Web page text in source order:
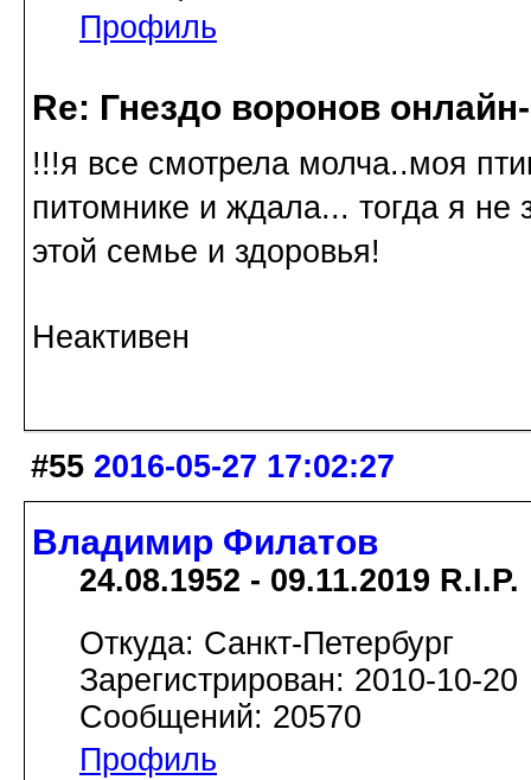
Профиль
Re: Гнездо воронов
!!!я все смотрела молча..моя
питомнике и ждала... тогда я не
этой семье и здоровья!
Неактивен
#55 2016-05-27 17:02:27
Владимир Филатов
24.08.1952 - 09.11.2019 R.I.P.
Откуда: Санкт-Петербург
Зарегистрирован: 2010-10-20
Сообщений: 20570
Профиль